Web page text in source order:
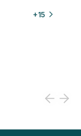
+15